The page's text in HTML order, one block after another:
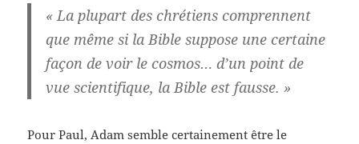
« La plupart des chrétiens comprennent
que même si la Bible suppose une certaine
façon de voir le cosmos… d’un point de
vue scientifique, la Bible est fausse. »
Pour Paul, Adam semble certainement être le